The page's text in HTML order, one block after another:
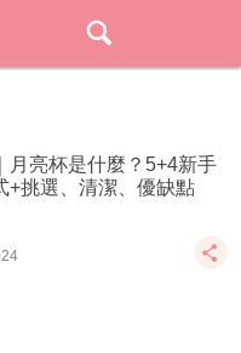
月亮杯是什麼？5+4新手
+挑選、清潔、優缺點